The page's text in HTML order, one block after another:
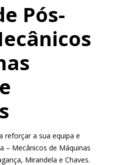
Pós-
reforçar a sua equipa e
– Mecânicos de Máquinas
Mirandela e Chaves.